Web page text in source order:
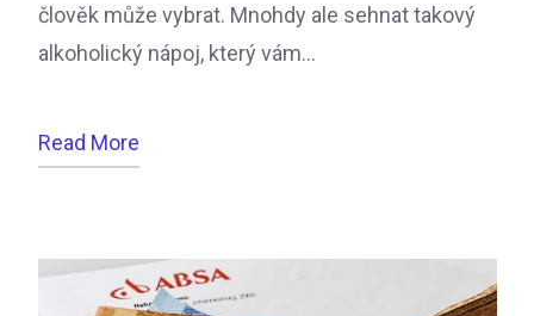
člověk může vybrat. Mnohdy ale sehnat takový
alkoholický nápoj, který vám…
Read More